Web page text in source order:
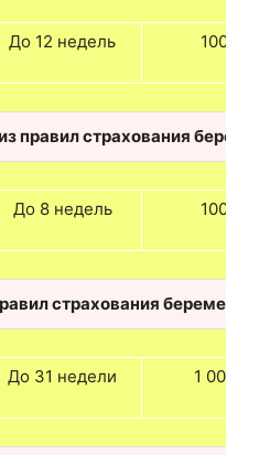
До 12 недель 100 %
правил страхования
До 8 недель 100 %
страхования
До 31 недели 1 000 €